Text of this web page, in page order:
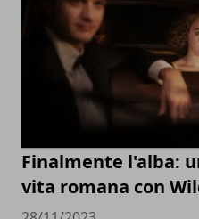
Finalmente l'alba:
vita romana con